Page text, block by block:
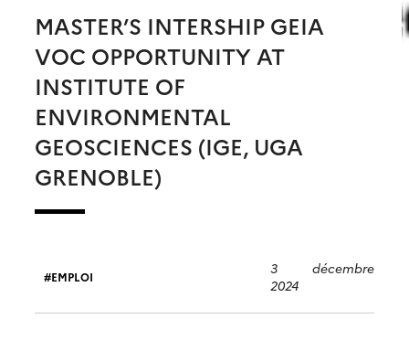
MASTER’S INTERSHIP GEIA
VOC OPPORTUNITY AT
INSTITUTE OF
ENVIRONMENTAL
GEOSCIENCES (IGE, UGA
GRENOBLE)
EMPLOI
3 décembre
2024